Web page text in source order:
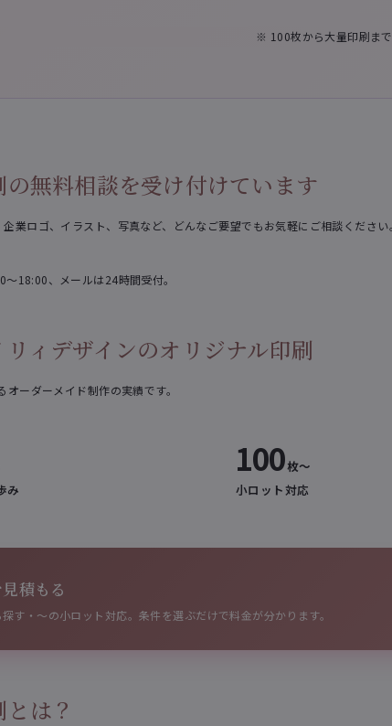
※ 100枚から大量印刷まで
の無料相談を受け付けています
業ロゴ、イラスト、写真など、どんなご要望でもお気軽にご相談ください。
18:00、メールは24時間受付。
ィデザインのオリジナル印刷
ーダーメイド制作の実績です。
み
100枚〜
小ロット対応
積もる
す・〜の小ロット対応。条件を選ぶだけで料金が分かります。
は？